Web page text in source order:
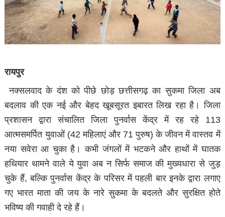
रायपुर
नक्सलवाद के दंश को पीछे छोड़ छत्तीसगढ़ का सुकमा जिला अब
बदलाव की एक नई और बेहद खूबसूरत इबारत लिख रहा है। जिला
प्रशासन द्वारा संचालित जिला पुनर्वास केंद्र में रह रहे 113
आत्मसमर्पित युवाओं (42 महिलाएं और 71 पुरुष) के जीवन में वास्तव में
नया सवेरा आ चुका है। कभी जंगलों में भटकने और हाथों में घातक
हथियार थामने वाले ये युवा अब न सिर्फ समाज की मुख्यधारा से जुड़
चुके हैं, बल्कि पुनर्वास केंद्र के परिसर में पहली बार इनके द्वारा लगाए
गए भारत माता की जय के नारे सुकमा के बदलते और सुरक्षित होते
भविष्य की गवाही दे रहे हैं।